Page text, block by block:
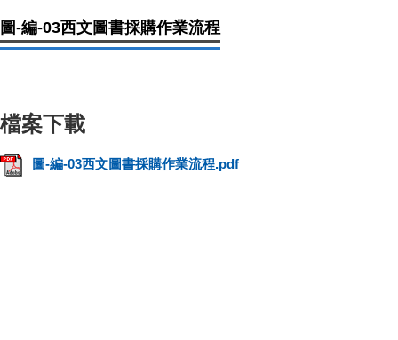
圖-編-03西文圖書採購作業流程
圖-編-03西文圖書採購作業流程.pdf